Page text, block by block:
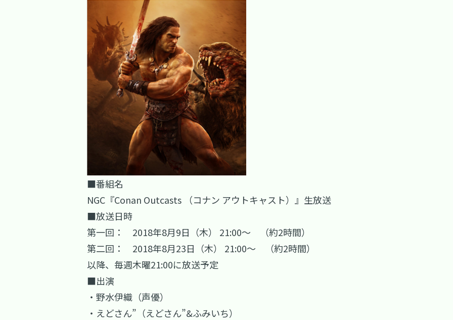
■番組名
NGC『Conan Outcasts （コナン アウトキャスト）』生放送
■放送日時
第一回： 2018年8月9日（木） 21:00～ （約2時間）
第二回： 2018年8月23日（木） 21:00～ （約2時間）
以降、毎週木曜21:00に放送予定
■出演
・野水伊織（声優）
・えどさん”（えどさん”&ふみいち）